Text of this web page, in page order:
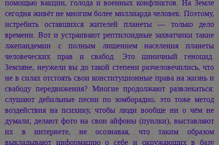
помощью вакцин, голода и военных конфликтов. На Земле
сегодня живёт не многим более миллиарда человек. Поэтому,
истребить оставшихся жителей планеты — только дело
времени. Вот и устраивают рептилоидные захватчики такие
лжепандемии с полным лишением населения планеты
человеческих прав и свабод. Это циничный геноцид.
Земляне, неужели вы до такой степени разчеловечились, что
не в силах отстоять свои конституционные права на жизнь и
свабоду передвижения? Многие продолжают развлекаться:
слушают дебильные песни по зомборадио, это тоже метод
воздействия на психику, чтобы люди вообще ни о чём не
думали; делают фото на свои айфоны (пуилки), выставляют
их в интернете, не осознавая, что таким образом
выкладывают информацию о себе и окружающих в базу